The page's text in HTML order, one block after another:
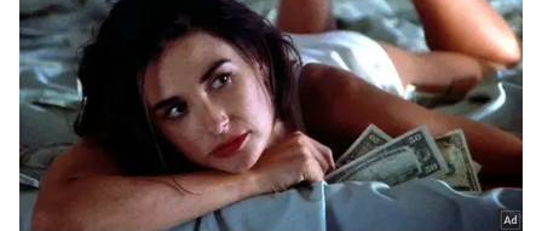
కూతురికి జన్మనిచ్చారు. రీసెంట్ గా మరోసారి ఈ జంటకు
పండంటి బిడ్డ జన్మించాడు.విరాట్ కోహ్లీ , అనుష్క శర్మ
కేవలం స్టార్ తల్లిదండ్రులు మాత్రమే కాదు; వ్యక్తిగతంగా,
వారు తమ తమ రంగాలలో విశేషమైన విజయాన్ని
సాధించారు. క్రికెటర్‌గా కోహ్లీకి ఉన్న ప్రాముఖ్యత , ప్రముఖ
నటిగా అనుష్క వినోదం , క్రీడా పరిశ్రమలో వారిని పవర్
కపుల్‌గా మార్చింది. వామిక తల్లిదండ్రుల సెలబ్రిటీ హోదా